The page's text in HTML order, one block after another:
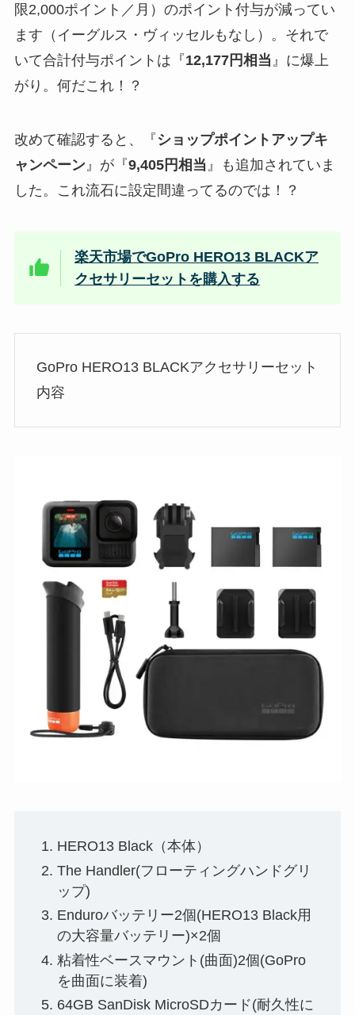
限2,000ポイント／月）のポイント付与が減ってい
ます（イーグルス・ヴィッセルもなし）。それで
いて合計付与ポイントは『12,177円相当 』に爆上
がり。何だこれ！？
改めて確認すると、『 ショップポイントアップキ
ャンペーン』が『9,405円相当 』も追加されていま
した。これ流石に設定間違ってるのでは！？
楽天市場でGoPro HERO13 BLACKア
クセサリーセットを購入する
GoPro HERO13 BLACKアクセサリーセット
内容
HERO13 Black（本体）
The Handler(フローティングハンドグリ
ップ)
Enduroバッテリー2個(HERO13 Black用
の大容量バッテリー)×2個
粘着性ベースマウント(曲面)2個(GoPro
を曲面に装着)
64GB SanDisk MicroSDカード(耐久性に